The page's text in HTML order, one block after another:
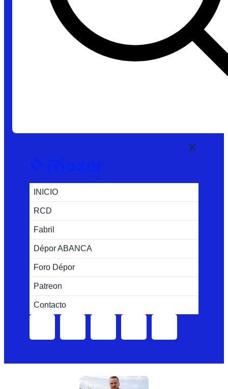
INICIO
RCD
Fabril
Dépor ABANCA
Foro Dépor
Patreon
Contacto